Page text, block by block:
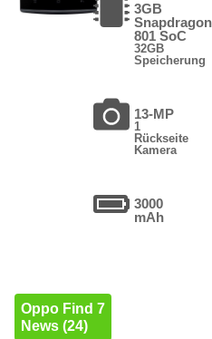
3GB
Snapdragon
801 SoC
32GB
Speicherung
13-MP
1
Rückseite
Kamera
3000
mAh
Oppo Find 7
News (24)